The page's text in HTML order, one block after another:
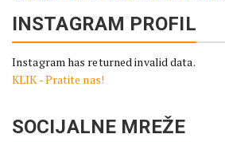
INSTAGRAM PROFIL
Instagram has returned invalid data.
KLIK - Pratite nas!
SOCIJALNE MREŽE